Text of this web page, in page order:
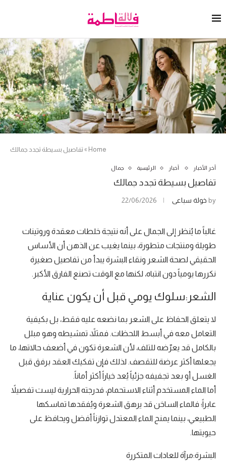
Home
»تفاصيل بسيطة تجدد جمالك
آخر الأخبار أخبار الرئيسية جمال
تفاصيل بسيطة تجدد جمالك
by خولة سباعي 22/06/2026
غالباً ما يُنظر إلى الجمال على أنه نتيجة خلطات معقدة وروتينات
طويلة ومنتجات متطورة، بينما يغيب عن الذهن أن الأساس
الحقيقي لصحة الشعر ونقاء البشرة يبدأ من تفاصيل صغيرة
نكررها يومياً دون انتباه، لكنها مع الوقت تصنع الفارق الأكبر.
الشعر:سلوك يومي قبل أن يكون عناية
لا يتعلق الحفاظ على الشعر بما نضعه عليه فقط، بل بكيفية
التعامل معه في أبسط اللحظات. فمثلاً، تمشيطه وهو مبلل
بالكامل قد يعرّضه للتلف، لأن الشعرة تكون في أضعف حالاتها، ما
يجعلها أكثر عرضة للتقصف. لذلك فإن تفكيك العقد برفق قبل
الغسل أو بعد تجفيفه جزئياً يُعد خياراً أكثر أماناً.
أما الماء المستخدم أثناء الاستحمام، فدرجته الحرارية ليست تفصيلاً
عابراً؛ فالماء الساخن قد يرهق الشعرة ويُفقدها تماسكها
الطبيعي، بينما يمنح الماء المعتدل توازناً أفضل ويحافظ على
حيويتها.
البشرة:مرآة للعادات المتكررة